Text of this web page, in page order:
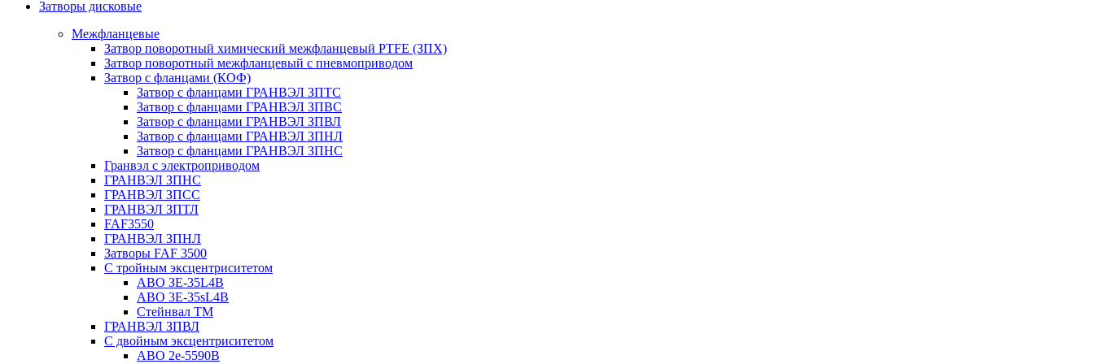
Затворы дисковые
Межфланцевые
Затвор поворотный химический межфланцевый PTFE (ЗПХ)
Затвор поворотный межфланцевый с пневмоприводом
Затвор с фланцами (КОФ)
Затвор с фланцами ГРАНВЭЛ ЗПТС
Затвор с фланцами ГРАНВЭЛ ЗПВС
Затвор с фланцами ГРАНВЭЛ ЗПВЛ
Затвор с фланцами ГРАНВЭЛ ЗПНЛ
Затвор с фланцами ГРАНВЭЛ ЗПНС
Гранвэл с электроприводом
ГРАНВЭЛ ЗПНС
ГРАНВЭЛ ЗПСС
ГРАНВЭЛ ЗПТЛ
FAF3550
ГРАНВЭЛ ЗПНЛ
Затворы FAF 3500
С тройным эксцентриситетом
ABO ЗE-35L4B
ABO 3E-35sL4B
Стейнвал ТМ
ГРАНВЭЛ ЗПВЛ
С двойным эксцентриситетом
ABO 2e-5590B